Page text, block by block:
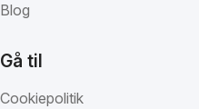
Blog
Gå til
Cookiepolitik